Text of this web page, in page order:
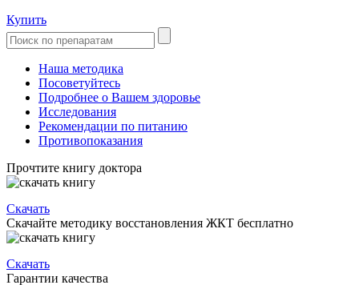
Купить
Наша методика
Посоветуйтесь
Подробнее о Вашем здоровье
Исследования
Рекомендации по питанию
Противопоказания
Прочтите книгу доктора
Скачать
Скачайте методику восстановления ЖКТ бесплатно
Скачать
Гарантии качества